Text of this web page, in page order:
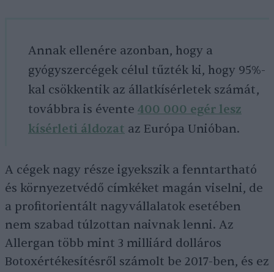
Annak ellenére azonban, hogy a
gyógyszercégek célul tűzték ki, hogy 95%-
kal csökkentik az állatkísérletek számát,
továbbra is évente 400 000 egér lesz
kísérleti áldozat az Európa Unióban.
A cégek nagy része igyekszik a fenntartható
és környezetvédő címkéket magán viselni, de
a profitorientált nagyvállalatok esetében
nem szabad túlzottan naivnak lenni. Az
Allergan több mint 3 milliárd dolláros
Botoxértékesítésről számolt be 2017-ben, és ez